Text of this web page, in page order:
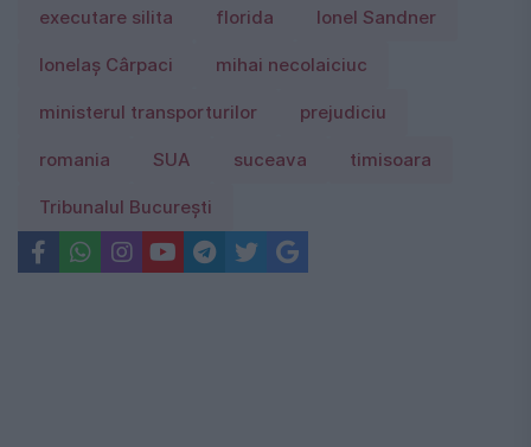
executare silita florida Ionel Sandner
Ionelaș Cârpaci mihai necolaiciuc
ministerul transporturilor prejudiciu
romania SUA suceava timisoara
Tribunalul București